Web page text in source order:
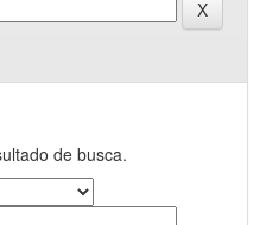
de busca.